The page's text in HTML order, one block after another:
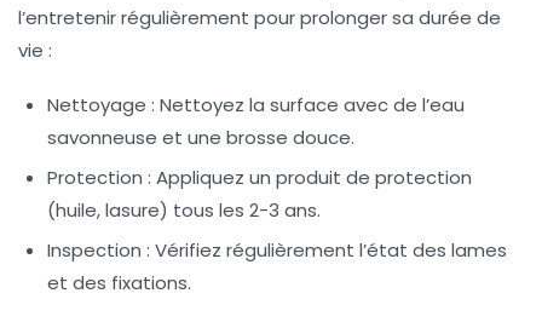
l’entretenir régulièrement pour prolonger sa durée de
vie :
Nettoyage : Nettoyez la surface avec de l’eau
savonneuse et une brosse douce.
Protection : Appliquez un produit de protection
(huile, lasure) tous les 2-3 ans.
Inspection : Vérifiez régulièrement l’état des lames
et des fixations.